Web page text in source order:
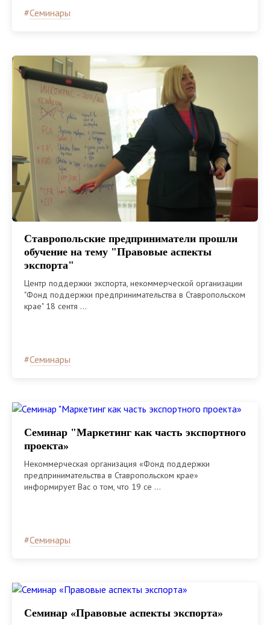
#Семинары
Ставропольские предприниматели прошли
обучение на тему "Правовые аспекты
экспорта"
Центр поддержки экспорта, некоммерческой организации
"Фонд поддержки предпринимательства в Ставропольском
крае" 18 сентя ...
#Семинары
Семинар "Маркетинг как часть экспортного
проекта»
Некоммерческая организация «Фонд поддержки
предпринимательства в Ставропольском крае»
информирует Вас о том, что 19 се ...
#Семинары
Семинар «Правовые аспекты экспорта»